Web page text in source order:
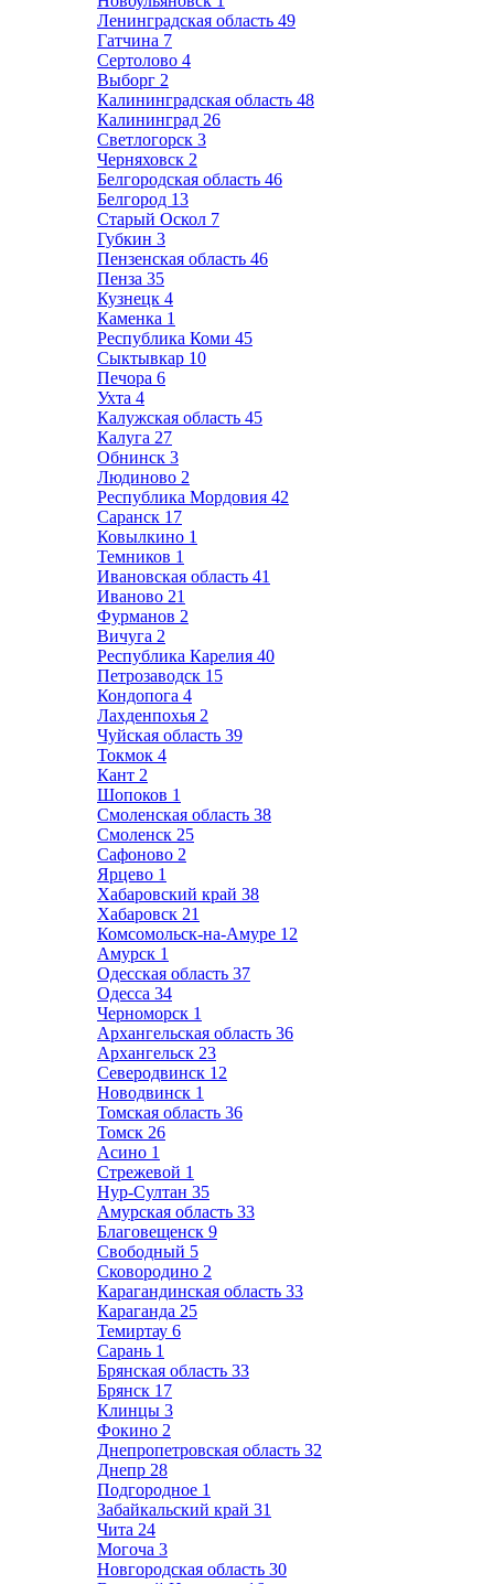
Ленинградская область 49
Гатчина 7
Сертолово 4
Выборг 2
Калининградская область 48
Калининград 26
Светлогорск 3
Черняховск 2
Белгородская область 46
Белгород 13
Старый Оскол 7
Губкин 3
Пензенская область 46
Пенза 35
Кузнецк 4
Каменка 1
Республика Коми 45
Сыктывкар 10
Печора 6
Ухта 4
Калужская область 45
Калуга 27
Обнинск 3
Людиново 2
Республика Мордовия 42
Саранск 17
Ковылкино 1
Темников 1
Ивановская область 41
Иваново 21
Фурманов 2
Вичуга 2
Республика Карелия 40
Петрозаводск 15
Кондопога 4
Лахденпохья 2
Чуйская область 39
Токмок 4
Кант 2
Шопоков 1
Смоленская область 38
Смоленск 25
Сафоново 2
Ярцево 1
Хабаровский край 38
Хабаровск 21
Комсомольск-на-Амуре 12
Амурск 1
Одесская область 37
Одесса 34
Черноморск 1
Архангельская область 36
Архангельск 23
Северодвинск 12
Новодвинск 1
Томская область 36
Томск 26
Асино 1
Стрежевой 1
Нур-Султан 35
Амурская область 33
Благовещенск 9
Свободный 5
Сковородино 2
Карагандинская область 33
Караганда 25
Темиртау 6
Сарань 1
Брянская область 33
Брянск 17
Клинцы 3
Фокино 2
Днепропетровская область 32
Днепр 28
Подгородное 1
Забайкальский край 31
Чита 24
Могоча 3
Новгородская область 30